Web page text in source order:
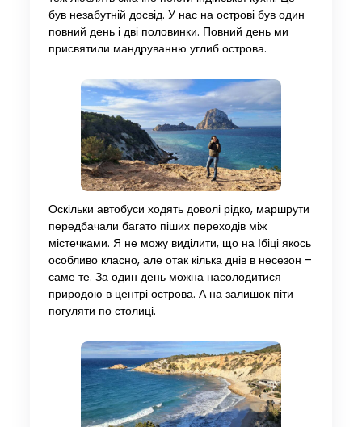
був незабутній досвід. У нас на острові був один
повний день і дві половинки. Повний день ми
присвятили мандруванню углиб острова.
Оскільки автобуси ходять доволі рідко, маршрути
передбачали багато піших переходів між
містечками. Я не можу виділити, що на Ібіці якось
особливо класно, але отак кілька днів в несезон –
саме те. За один день можна насолодитися
природою в центрі острова. А на залишок піти
погуляти по столиці.